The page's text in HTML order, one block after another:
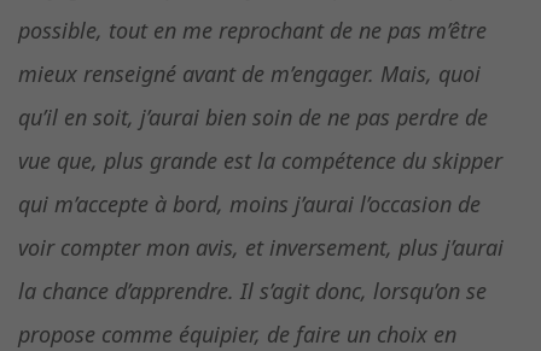
possible, tout en me reprochant de ne pas m’être
mieux renseigné avant de m’engager. Mais, quoi
qu’il en soit, j’aurai bien soin de ne pas perdre de
vue que, plus grande est la compétence du skipper
qui m’accepte à bord, moins j’aurai l’occasion de
voir compter mon avis, et inversement, plus j’aurai
la chance d’apprendre. Il s’agit donc, lorsqu’on se
propose comme équipier, de faire un choix en